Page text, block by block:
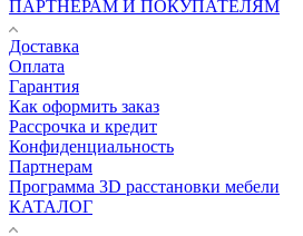
ПАРТНЕРАМ И ПОКУПАТЕЛЯМ
Доставка
Оплата
Гарантия
Как оформить заказ
Рассрочка и кредит
Конфиденциальность
Партнерам
Программа 3D расстановки мебели
КАТАЛОГ